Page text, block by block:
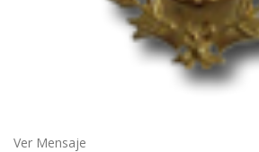
Ver Mensaje